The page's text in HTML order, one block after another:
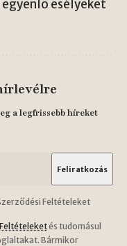
egyenlő esélyeket
a legfrissebb híreket
Feltételeket
és tudomásul
Bármikor